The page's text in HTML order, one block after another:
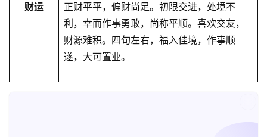
财运
正财平平，偏财尚足。初限交进，处境不
利，幸而作事勇敢，尚称平顺。喜欢交友，
财源难积。四旬左右，福入佳境，作事顺
遂，大可置业。